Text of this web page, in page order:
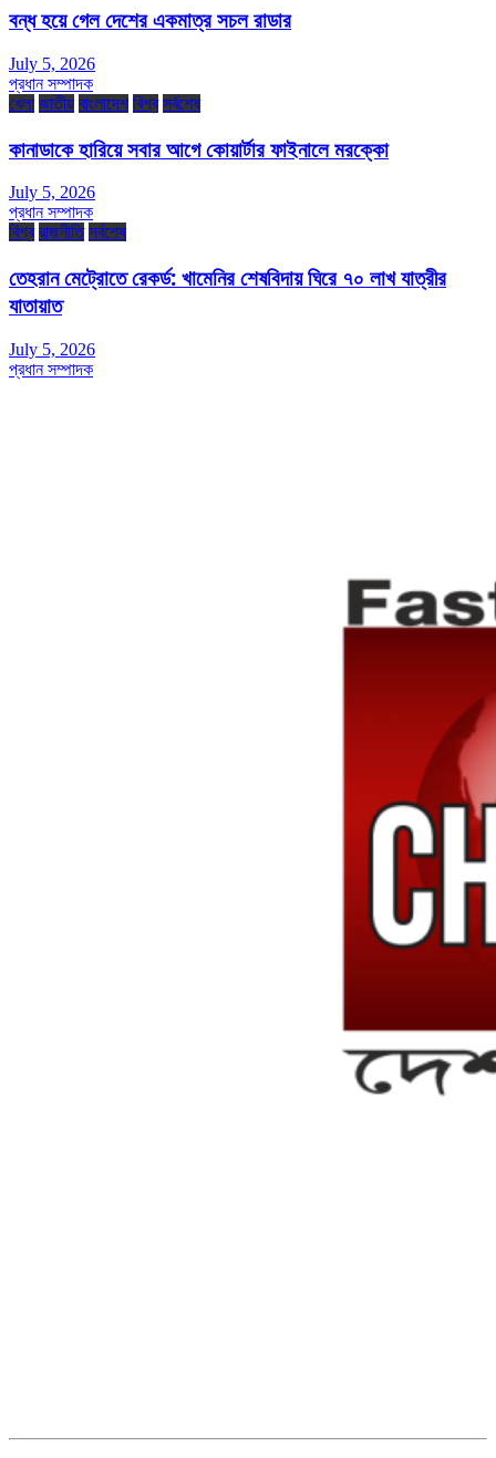
বন্ধ হয়ে গেল দেশের একমাত্র সচল রাডার
July 5, 2026
প্রধান সম্পাদক
খেলা জাতীয় বাংলাদেশ বিশ্ব সর্বশেষ
কানাডাকে হারিয়ে সবার আগে কোয়ার্টার ফাইনালে মরক্কো
July 5, 2026
প্রধান সম্পাদক
বিশ্ব রাজনীতি সর্বশেষ
তেহরান মেট্রোতে রেকর্ড: খামেনির শেষবিদায় ঘিরে ৭০ লাখ যাত্রীর
যাতায়াত
July 5, 2026
প্রধান সম্পাদক